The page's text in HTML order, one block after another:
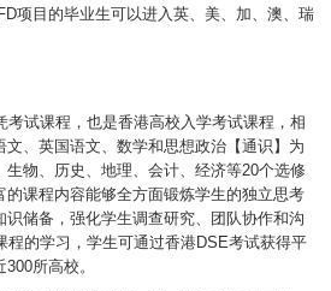
项目的毕业生可以进入英、美、加、澳、瑞
考试课程，也是香港高校入学考试课程，相
、英国语文、数学和思想政治【通识】为
生物、历史、地理、会计、经济等20个选修
课程内容能够全方面锻炼学生的独立思考
储备，强化学生调查研究、团队协作和沟
程的学习，学生可通过香港DSE考试获得平
所高校。